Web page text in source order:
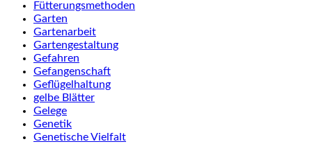
Fütterungsmethoden
Garten
Gartenarbeit
Gartengestaltung
Gefahren
Gefangenschaft
Geflügelhaltung
gelbe Blätter
Gelege
Genetik
Genetische Vielfalt